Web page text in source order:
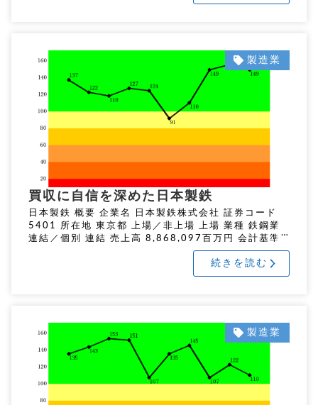
製造業
買収に自信を深めた日本製鉄
日本製鉄 概要 企業名 日本製鉄株式会社 証券コード
5401 所在地 東京都 上場／非上場 上場 業種 鉄鋼業
連結／個別 連結 売上高 8,868,097百万円 会計基準
IFRS 総従業員数 128,833人 分析 […]
続きを読む
製造業